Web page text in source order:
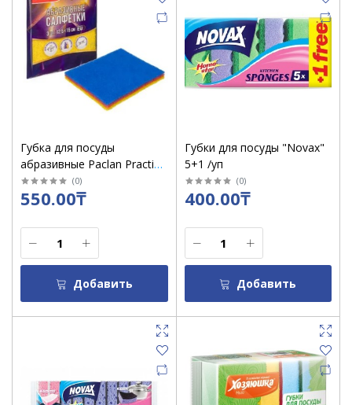
Губка для посуды
абразивные Paclan Practi
/Power /12.5*15 см цв 3 шт
-0059
(0)
550.00₸
Добавить
Губки для посуды "Novax"
5+1 /уп
(0)
400.00₸
Добавить